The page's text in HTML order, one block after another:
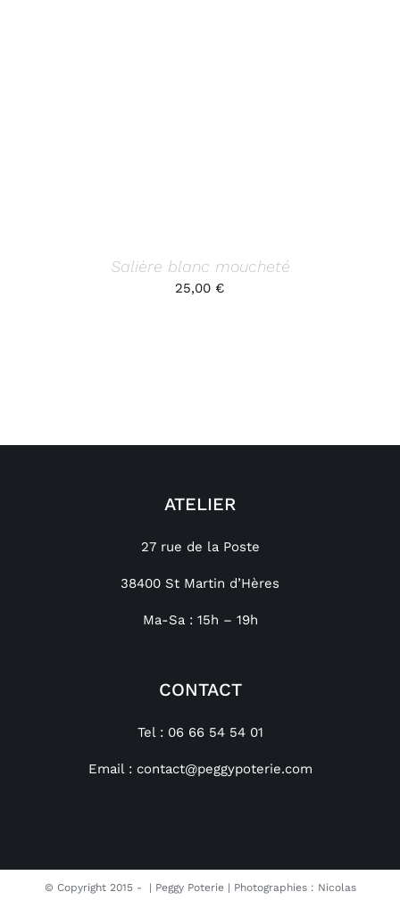
Salière blanc moucheté
25,00 €
ATELIER
27 rue de la Poste
38400 St Martin d’Hères
Ma-Sa : 15h – 19h
CONTACT
Tel : 06 66 54 54 01
Email : contact@peggypoterie.com
© Copyright 2015 - | Peggy Poterie | Photographies : Nicolas